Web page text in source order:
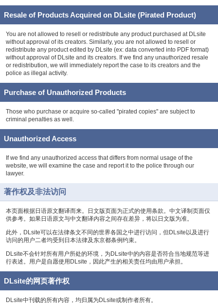
Resale of Products Acquired on DLsite (Pirated Product)
You are not allowed to resell or redistribute any product purchased at DLsite
without approval of its creators. Similarly, you are not allowed to resell or
redistribute any product edited by DLsite (ex: data converted into PDF format)
without approval of DLsite and its creators. If we find any unauthorized resale
or redistribution, we will immediately report the case to its creators and the
police as illegal activity.
Purchase of Unauthorized Products
Those who purchase or acquire so-called "pirated copies" are subject to
criminal penalties as well.
Unauthorized Access
If we find any unauthorized access that differs from normal usage of the
website, we will examine the case and report it to the police through our
lawyer.
著作权及非法访问
本页面根据日语原文翻译而来。日文版页面为正式的使用条款。中文译制页面仅
供参考。如果日语原文与中文翻译内容之间存在差异，将以日文版为准。
此外，DLsite可以在法律条文不同的世界各国之中进行访问，但DLsite以及进行
访问的用户二者均受到日本法律及东京都条例约束。
DLsite不会针对所有用户所处的环境，为DLsite中的内容是否符合当地规范等进
行表述。用户是自愿使用DLsite，因此产生的相关责任均由用户承担。
DLsite的网页著作权
DLsite中刊载的所有内容，均归属为DLsite或制作者所有。